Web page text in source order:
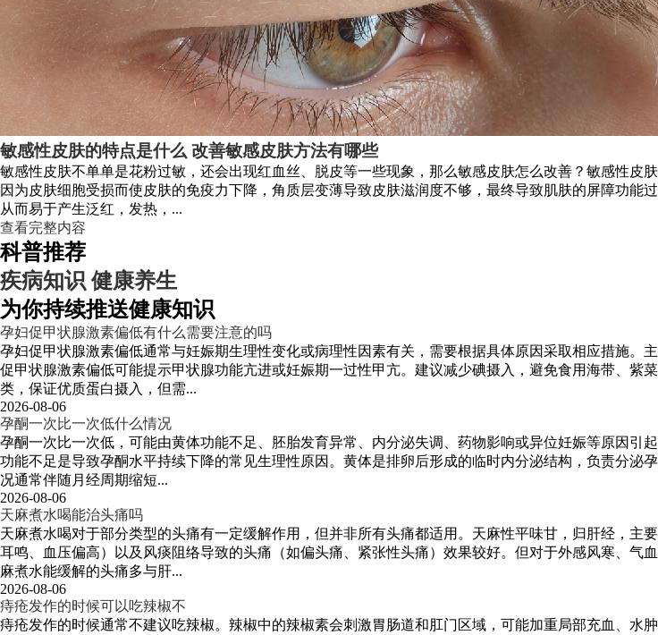
敏感性皮肤的特点是什么 改善敏感皮肤方法有哪些
敏感性皮肤不单单是花粉过敏，还会出现红血丝、脱皮等一些现象，那么敏感皮肤怎么改善？敏感性
因为皮肤细胞受损而使皮肤的免疫力下降，角质层变薄导致皮肤滋润度不够，最终导致肌肤的屏障功能
从而易于产生泛红，发热，...
查看完整内容
科普推荐
疾病知识 健康养生
为你持续推送健康知识
孕妇促甲状腺激素偏低有什么需要注意的吗
孕妇促甲状腺激素偏低通常与妊娠期生理性变化或病理性因素有关，需要根据具体原因采取相应措施
促甲状腺激素偏低可能提示甲状腺功能亢进或妊娠期一过性甲亢。建议减少碘摄入，避免食用海带、
类，保证优质蛋白摄入，但需...
2026-08-06
孕酮一次比一次低什么情况
孕酮一次比一次低，可能由黄体功能不足、胚胎发育异常、内分泌失调、药物影响或异位妊娠等原因
功能不足是导致孕酮水平持续下降的常见生理性原因。黄体是排卵后形成的临时内分泌结构，负责分
况通常伴随月经周期缩短...
2026-08-06
天麻煮水喝能治头痛吗
天麻煮水喝对于部分类型的头痛有一定缓解作用，但并非所有头痛都适用。天麻性平味甘，归肝经，主
耳鸣、血压偏高）以及风痰阻络导致的头痛（如偏头痛、紧张性头痛）效果较好。但对于外感风寒、
麻煮水能缓解的头痛多与肝...
2026-08-06
痔疮发作的时候可以吃辣椒不
痔疮发作的时候通常不建议吃辣椒。辣椒中的辣椒素会刺激胃肠道和肛门区域，可能加重局部充血、